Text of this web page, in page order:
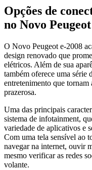
Opções de
no Novo
O Novo Peugeot e-2008
design renovado que
elétricos. Além de sua
também oferece uma série
entretenimento que
prazerosa.
Uma das principais
sistema de infotainment,
variedade de aplicativos e
Com uma tela sensível ao
navegar na internet, ouvir
mesmo verificar as redes
volante.